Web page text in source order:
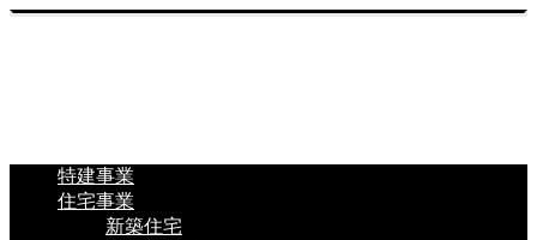
特建事業
住宅事業
新築住宅